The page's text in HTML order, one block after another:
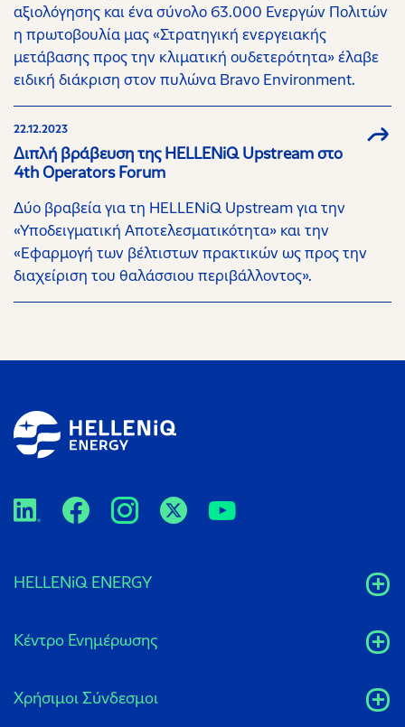
αξιολόγησης και ένα σύνολο 63.000 Ενεργών Πολιτών
η πρωτοβουλία μας «Στρατηγική ενεργειακής
μετάβασης προς την κλιματική ουδετερότητα» έλαβε
ειδική διάκριση στον πυλώνα Bravo Environment.
22.12.2023
Διπλή βράβευση της HELLENiQ Upstream στο
4th Operators Forum
Δύο βραβεία για τη HELLENiQ Upstream για την
«Υποδειγματική Αποτελεσματικότητα» και την
«Εφαρμογή των βέλτιστων πρακτικών ως προς την
διαχείριση του θαλάσσιου περιβάλλοντος».
HELLENiQ ENERGY
Κέντρο Ενημέρωσης
Xρήσιμοι Σύνδεσμοι